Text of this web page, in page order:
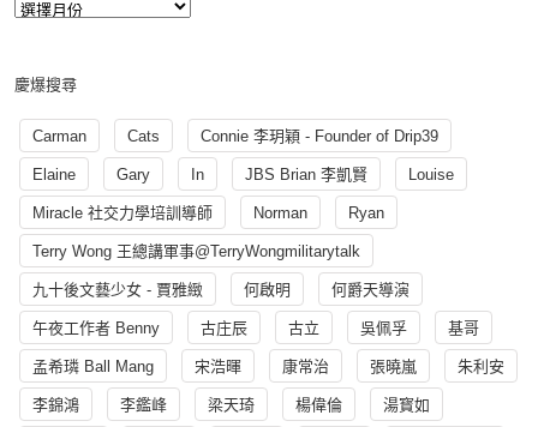
慶爆搜尋
Carman Cats Connie 李玥穎 - Founder of Drip39
Elaine Gary In JBS Brian 李凱賢 Louise
Miracle 社交力學培訓導師 Norman Ryan
Terry Wong 王總講軍事@TerryWongmilitarytalk
九十後文藝少女 - 賈雅緻 何啟明 何爵天導演
午夜工作者 Benny 古庄辰 古立 吳佩孚 基哥
孟希璘 Ball Mang 宋浩暉 康常治 張曉嵐 朱利安
李錦鴻 李鑑峰 梁天琦 楊偉倫 湯寳如